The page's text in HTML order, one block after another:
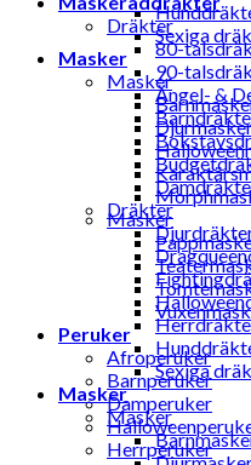
Sexiga
Masker
Masker
Masker
Peruker
Afroperuker
Barnperuker
Damperuker
Herrperuker
Dräkter
80-
90-
Ängel- &
Dräkter
Sexiga
Masker
Masker